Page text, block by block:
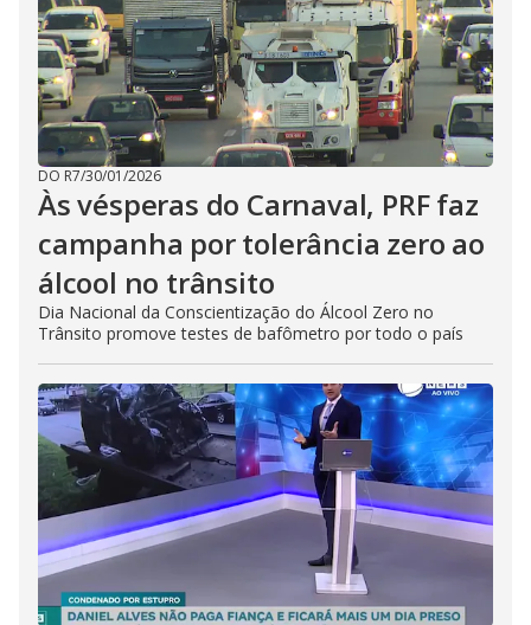
DO R7/30/01/2026
Às vésperas do Carnaval, PRF faz
campanha por tolerância zero ao
álcool no trânsito
Dia Nacional da Conscientização do Álcool Zero no
Trânsito promove testes de bafômetro por todo o país